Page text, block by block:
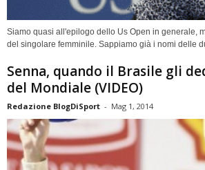
Siamo quasi all'epilogo dello Us Open in generale,
del singolare femminile. Sappiamo già i nomi delle
Senna, quando il Brasile gli
del Mondiale (VIDEO)
Redazione BlogDiSport - Mag 1, 2014